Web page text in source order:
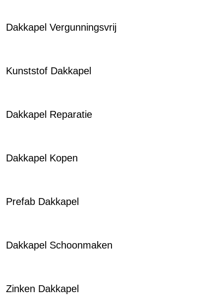
Dakkapel Vergunningsvrij
Kunststof Dakkapel
Dakkapel Reparatie
Dakkapel Kopen
Prefab Dakkapel
Dakkapel Schoonmaken
Zinken Dakkapel